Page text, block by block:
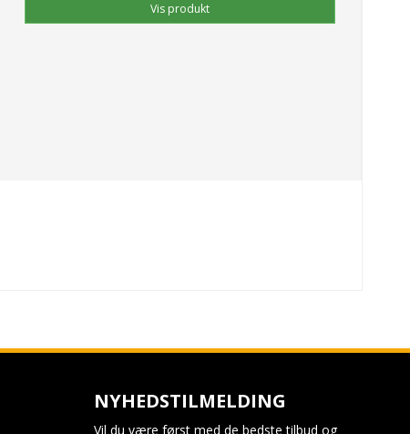
Vis produkt
NYHEDSTILMELDING
Vil du være først med de bedste tilbud og